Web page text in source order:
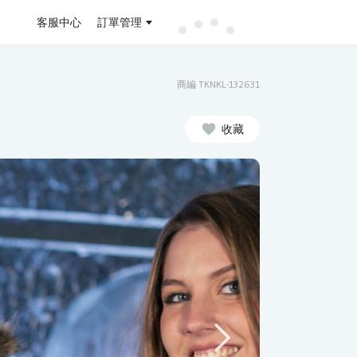
客服中心 訂單管理
商編 TKNKL-132631
收藏